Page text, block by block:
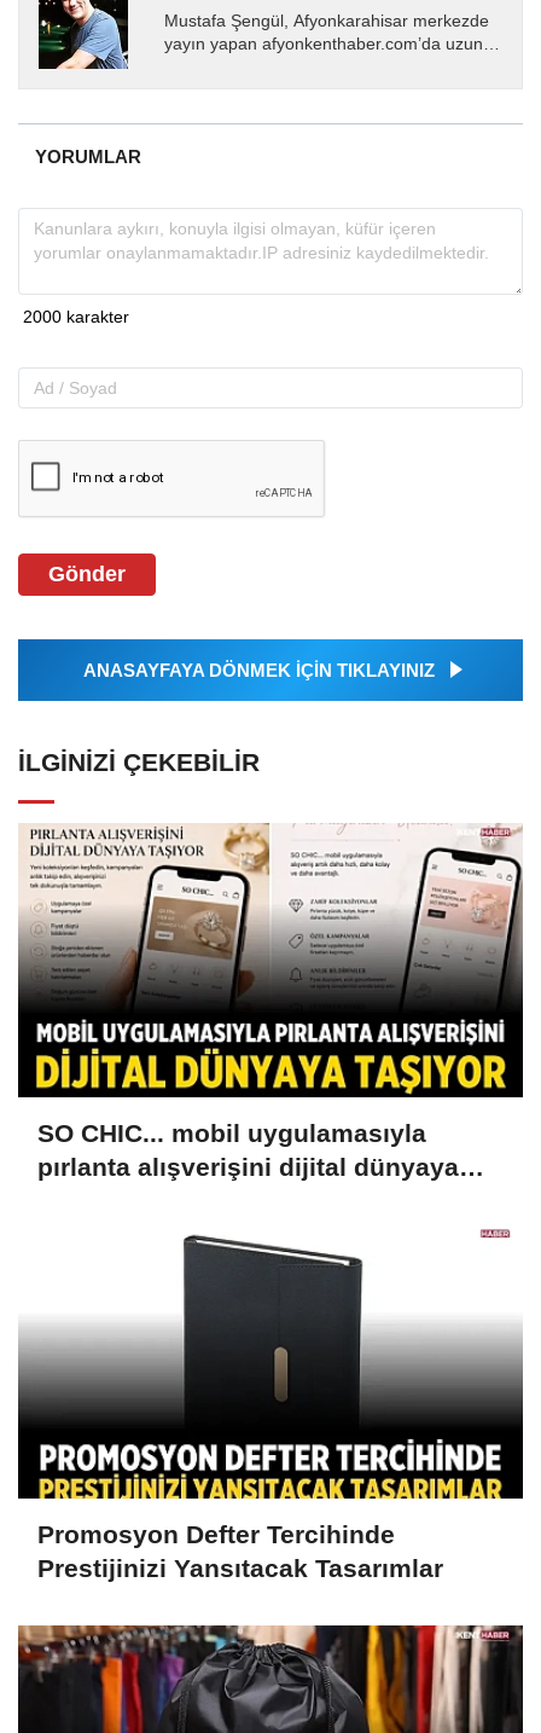
Mustafa Şengül, Afyonkarahisar merkezde
yayın yapan afyonkenthaber.com’da uzun
almakta, haber akışı...
YORUMLAR
Gönder
ANASAYFAYA DÖNMEK İÇİN TIKLAYINIZ
İLGINIZI ÇEKEBILIR
SO CHIC... mobil uygulamasıyla
pırlanta alışverişini dijital dünyaya
Promosyon Defter Tercihinde
Prestijinizi Yansıtacak Tasarımlar